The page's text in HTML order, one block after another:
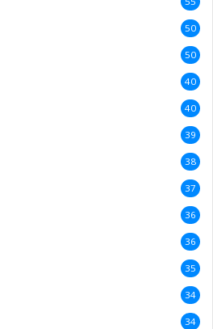
50
50
40
40
39
38
37
36
36
35
34
34